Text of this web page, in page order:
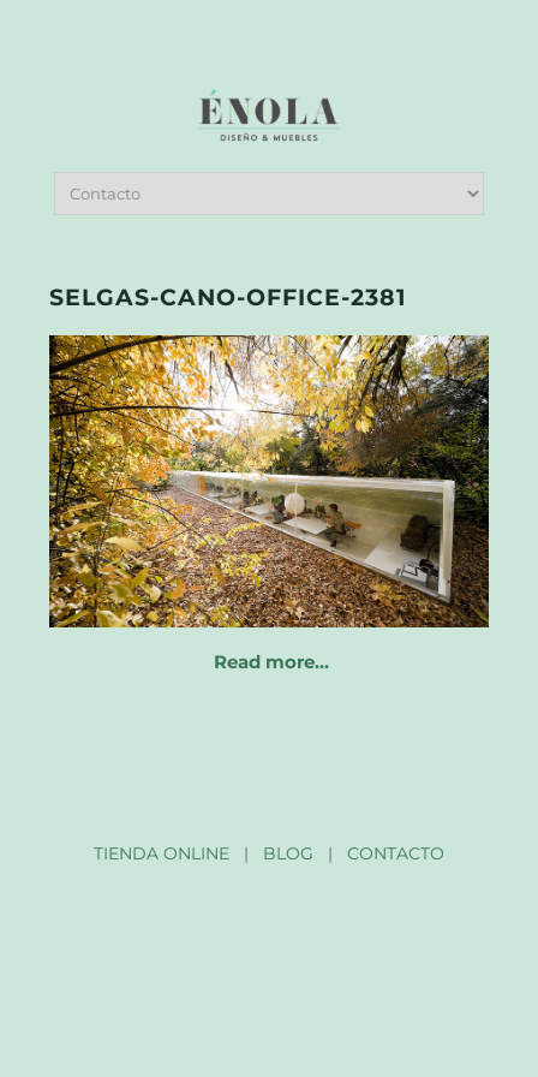
SELGAS-CANO-OFFICE-2381
Read more…
TIENDA ONLINE| BLOG | CONTACTO